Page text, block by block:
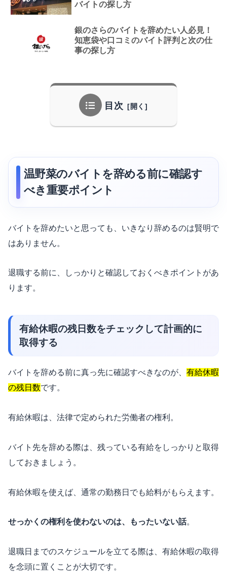
バイトの探し方
銀のさらのバイトを辞めたい人必見！
知恵袋や口コミのバイト評判と次の仕
事の探し方
目次
温野菜のバイトを辞める前に確認す
べき重要ポイント
バイトを辞めたいと思っても、いきなり辞めるのは賢明で
はありません。
退職する前に、しっかりと確認しておくべきポイントがあ
ります。
有給休暇の残日数をチェックして計画的に
取得する
バイトを辞める前に真っ先に確認すべきなのが、 有給休暇
の残日数です。
有給休暇は、法律で定められた労働者の権利。
バイト先を辞める際は、残っている有給をしっかりと取得
しておきましょう。
有給休暇を使えば、通常の勤務日でも給料がもらえます。
せっかくの権利を使わないのは、もったいない話。
退職日までのスケジュールを立てる際は、有給休暇の取得
を念頭に置くことが大切です。